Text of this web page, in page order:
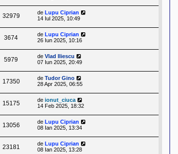
32979 de Lupu Ciprian
14 Iul 2025, 10:49
3674 de Lupu Ciprian
26 Iun 2025, 10:16
5979 de Vlad Iliescu
07 Iun 2025, 20:49
17350 de Tudor Gino
28 Apr 2025, 06:55
15175 de ionut_ciuca
14 Feb 2025, 18:32
13056 de Lupu Ciprian
08 Ian 2025, 13:34
23181 de Lupu Ciprian
08 Ian 2025, 13:28